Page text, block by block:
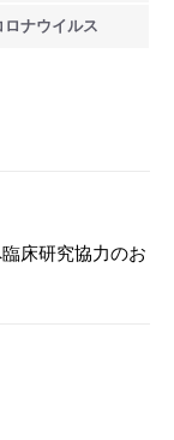
ロナウイルス
床研究協力のお